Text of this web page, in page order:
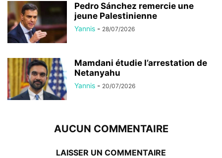
Pedro Sánchez remercie une
jeune Palestinienne
Yannis - 28/07/2026
Mamdani étudie l’arrestation de
Netanyahu
Yannis - 20/07/2026
AUCUN COMMENTAIRE
LAISSER UN COMMENTAIRE